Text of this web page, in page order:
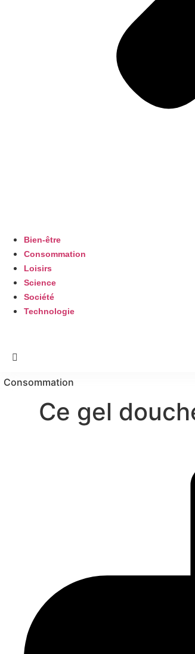
Bien-être
Consommation
Loisirs
Science
Société
Technologie
Consommation
Ce gel